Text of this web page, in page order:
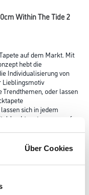
Über Cookies
Within The Tide 2
auf dem Markt. Mit
hebt die
Individualisierung von
Lieblingsmotiv
Trendthemen, oder lassen
sich in jedem
genau auf